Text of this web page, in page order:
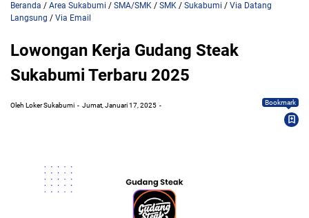
Beranda / Area Sukabumi / SMA/SMK / SMK / Sukabumi / Via Datang
Langsung / Via Email
Lowongan Kerja Gudang Steak
Sukabumi Terbaru 2025
Oleh Loker Sukabumi Jumat, Januari 17, 2025 Bookmark